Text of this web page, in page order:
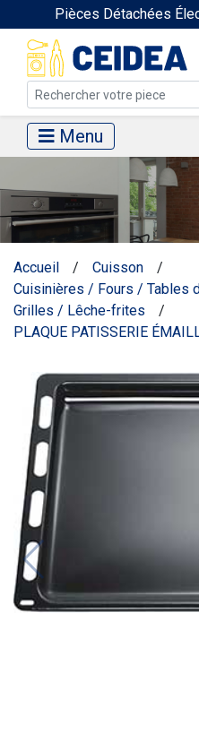
Pièces Détachées
Menu
Accueil / Cuisson
/
Cuisinières / Fours / Tables
Grilles / Lêche-frites
/
PLAQUE PATISSERIE